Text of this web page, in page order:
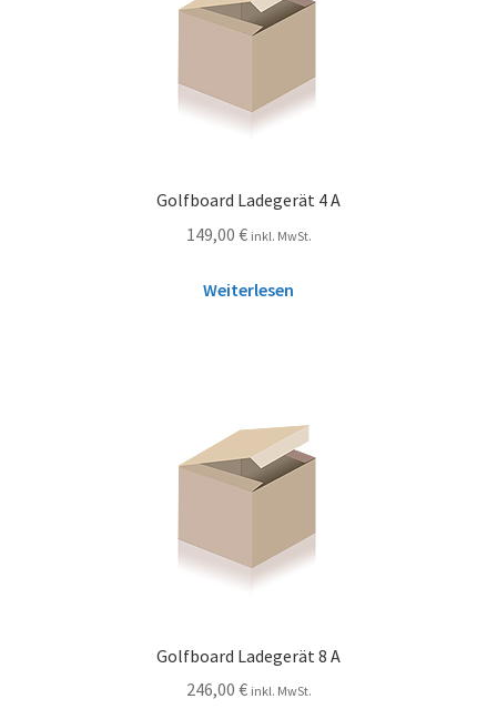
Golfboard Ladegerät 4 A
149,00 € inkl. MwSt.
Weiterlesen
Golfboard Ladegerät 8 A
246,00 € inkl. MwSt.